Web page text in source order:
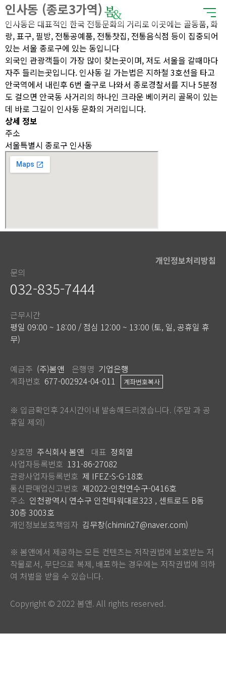
인사동 (종로3가역)
인사동은 대표적인 한국 전통문화의 거리로 이곳에는 골동품, 화
랑, 표구, 필방, 전통공예품, 전통찻집, 전통음식점 등이 집중되어
있는 서울 종로구에 있는 동입니다
외국인 관광객들이 가장 많이 찾는곳이며, 저도 서울을 갈때마다
자주 들리는곳입니다. 인사동 길 가는법은 지하철 3호선을 타고
안국역에서 내린후 6번 출구로 나와서 종로경찰서를 지나 5분정
도 걸으면 안국동 사거리의 하나인 크라운 베이커리 골목이 있는
데 바로 그길이 인사동 문화의 거리입니다.
상세 정보
주소
서울특별시 종로구 인사동
개인정보처리방침
문의
032-835-7444
근무시간
평일 09:00 ~ 18:00 / 점심 12:00 ~ 13:00 (토, 일, 공휴일 휴
무)
예금주 (주)봄앤 은행명 기업은행
계좌번호 677-002924-04-011 계좌번호복사
※ 입금확인후 24시간이내 발송해드리겠습니다. (주말 과 공
휴일 제외)
상호명 주식회사 봄앤 대표 정회열
사업자등록번호 131-86-27082
관광사업자등록번호 제 IFEZ-S-G-18호
통신판매업신고번호 제2022-인천연수구-0416호
주소 인천광역시 연수구 인천타워대로323 , 센트로드 B동
30층 3003호
개인정보보호책임자 김무창(chimin27@naver.com)
※ 봄앤에서 제공하는 모든 컨텐츠는 저작권법에 보호받는 저
작물로서, 무단으로 복제, 배포하는 경우에는 저작권법에 의하
여 처벌을 받을 수 있습니다.
Copyright © 2022 봄앤. All rights reserved.